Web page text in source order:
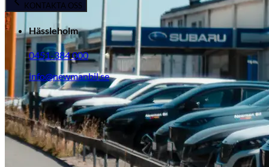
Serviceverkstad
KONTAKTA OSS
Hässleholm
0451-384 000
info@newmanbil.se